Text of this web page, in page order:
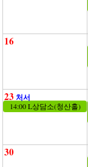
16
23 처서
14:00 L상담소(청산홀)
30